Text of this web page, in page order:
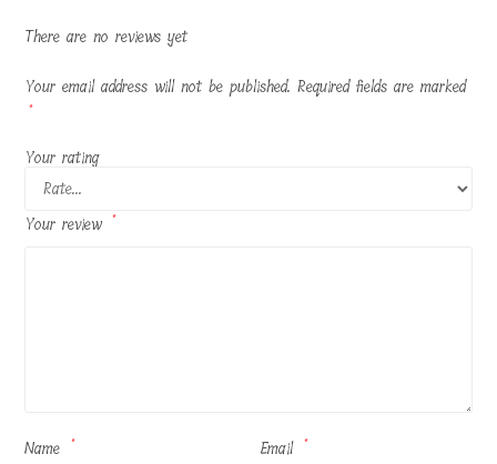
There are no reviews yet
Your email address will not be published. Required fields are marked
*
Your rating
Your review *
Name * Email *